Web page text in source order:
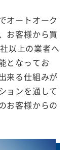
オートオーク
お客様から買
以上の業者へ
となってお
来る仕組みが
ョンを通して
お客様からの